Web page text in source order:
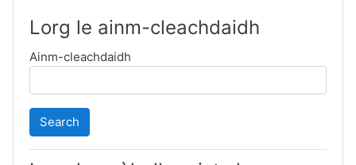
Lorg le ainm-cleachdaidh
Ainm-cleachdaidh